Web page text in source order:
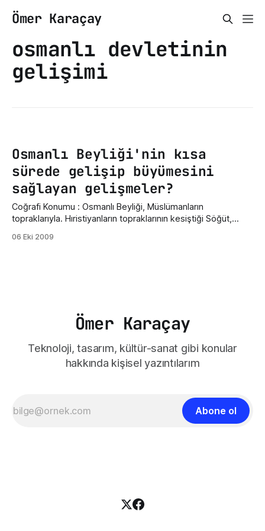
Ömer Karaçay
osmanlı devletinin
gelişimi
Osmanlı Beyliği'nin kısa
sürede gelişip büyümesini
sağlayan gelişmeler?
Coğrafi Konumu : Osmanlı Beyliği, Müslümanların
topraklarıyla. Hıristiyanların topraklarının kesiştiği Söğüt,
Osmanlı Beyliği.nin Uç Beyliği olması, uzun süre Anadolu'dan
06 Eki 2009
Ömer Karaçay
Teknoloji, tasarım, kültür-sanat gibi konular
hakkında kişisel yazıntılarım
Abone ol